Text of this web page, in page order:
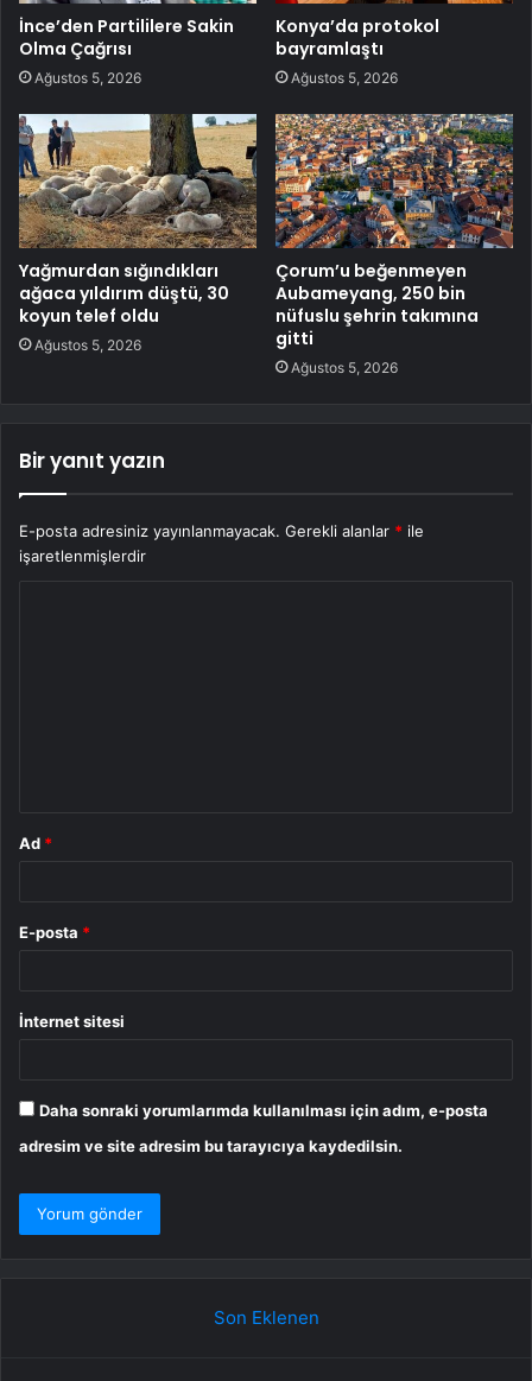
İnce’den Partililere Sakin
Olma Çağrısı
Ağustos 5, 2026
Konya’da protokol
bayramlaştı
Ağustos 5, 2026
Yağmurdan sığındıkları
ağaca yıldırım düştü, 30
koyun telef oldu
Ağustos 5, 2026
Çorum’u beğenmeyen
Aubameyang, 250 bin
nüfuslu şehrin takımına
gitti
Ağustos 5, 2026
Bir yanıt yazın
E-posta adresiniz yayınlanmayacak. Gerekli alanlar * ile
işaretlenmişlerdir
Ad *
E-posta *
İnternet sitesi
Daha sonraki yorumlarımda kullanılması için adım, e-posta
adresim ve site adresim bu tarayıcıya kaydedilsin.
Son Eklenen